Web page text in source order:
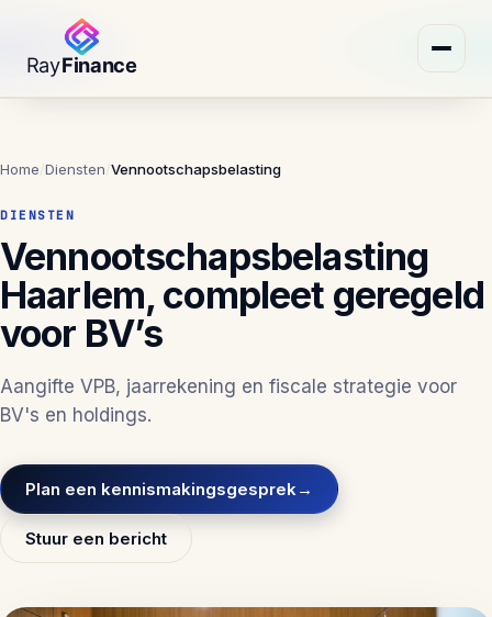
Home/Diensten/Vennootschapsbelasting
DIENSTEN
Vennootschapsbelasting
Haarlem, compleet geregeld
voor BV’s
Aangifte VPB, jaarrekening en fiscale strategie voor
BV's en holdings.
Plan een kennismakingsgesprek→
Stuur een bericht